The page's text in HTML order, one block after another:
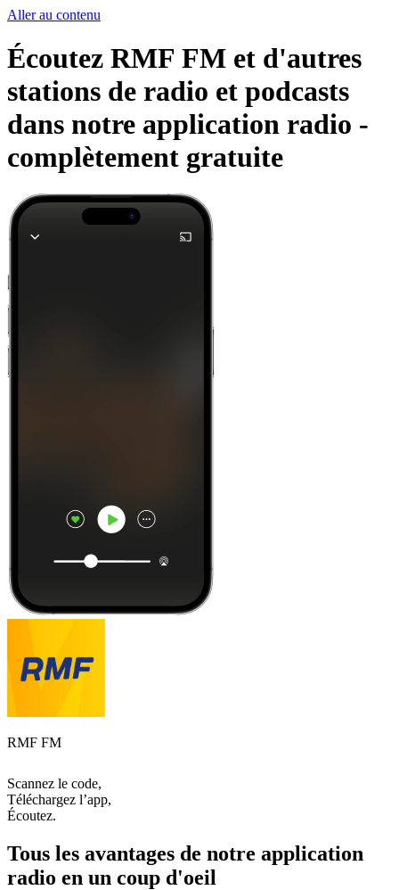
Aller au contenu
Écoutez RMF FM et d'autres
stations de radio et podcasts
dans notre application radio -
complètement gratuite
RMF FM
Scannez le code,
Téléchargez l’app,
Écoutez.
Tous les avantages de notre application
radio en un coup d'oeil